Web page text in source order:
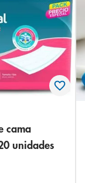
cama
unidades